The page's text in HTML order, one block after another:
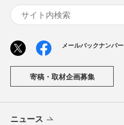
メールバックナンバー
寄稿・取材企画募集
ニュース